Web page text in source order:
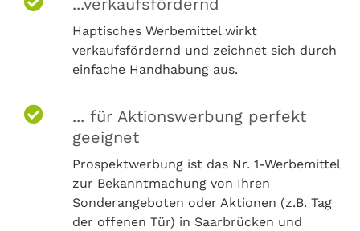
...verkaufsfördernd
Haptisches Werbemittel wirkt
verkaufsfördernd und zeichnet sich durch
einfache Handhabung aus.
... für Aktionswerbung perfekt
geeignet
Prospektwerbung ist das Nr. 1-Werbemittel
zur Bekanntmachung von Ihren
Sonderangeboten oder Aktionen (z.B. Tag
der offenen Tür) in Saarbrücken und